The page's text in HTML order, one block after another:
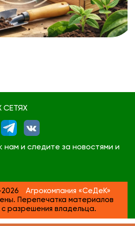
СЕТЯХ
нам и следите за новостями и
Агрокомпания «СеДеК»
Перепечатка материалов
с разрешения владельца.